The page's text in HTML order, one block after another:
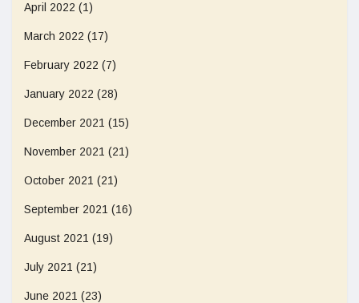
April 2022 (1)
March 2022 (17)
February 2022 (7)
January 2022 (28)
December 2021 (15)
November 2021 (21)
October 2021 (21)
September 2021 (16)
August 2021 (19)
July 2021 (21)
June 2021 (23)